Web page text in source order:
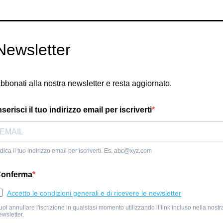
alla nostra newsletter e resta aggiornato.
il tuo indirizzo email per iscriverti
il tuo indirizzo email per iscriverti. Es. abc@xyz.com
Accetto le condizioni generali e di ricevere le newsletter
annullare l'iscrizione in qualsiasi momento utilizzando il link incluso nella